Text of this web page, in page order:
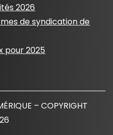
2026
de syndication de
pour 2025
– COPYRIGHT